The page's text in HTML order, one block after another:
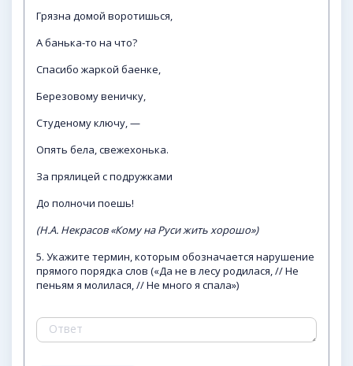
Грязна домой воротишься,
А банька-то на что?
Спасибо жаркой баенке,
Березовому веничку,
Студеному ключу, —
Опять бела, свежехонька.
За прялицей с подружками
До полночи поешь!
(Н.А. Некрасов «Кому на Руси жить хорошо»)
5. Укажите термин, которым обозначается нарушение
прямого порядка слов («Да не в лесу родилася, // Не
пеньям я молилася, // Не много я спала»)